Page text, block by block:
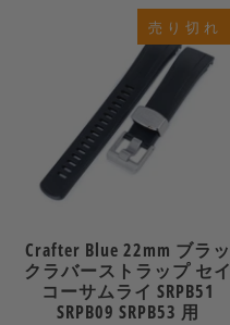
レ
ビ
ュ
売り切れ
Crafter Blue 22mm ブラッ
クラバーストラップ セイ
コーサムライ SRPB51
SRPB09 SRPB53 用